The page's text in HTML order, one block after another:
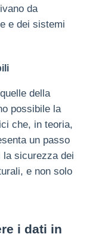
da
e dei sistemi
della
possibile la
che, in teoria,
un passo
sicurezza dei
e non solo
i dati in